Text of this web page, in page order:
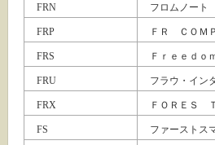
FRN フロムノート
FRP ＦＲ ＣＯＭ
FRS Ｆｒｅｅｄｏ
FRU フラウ・イン
FRX ＦＯＲＥＳ
FS ファーストス